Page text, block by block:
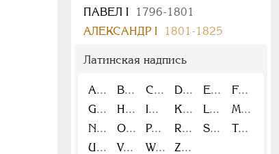
ПАВЕЛ I
1796-1801
АЛЕКСАНДР I
1801-1825
Латинская надпись
A B C D E
F
G
H I K L
M
N
O P R S
T
U
V W Z